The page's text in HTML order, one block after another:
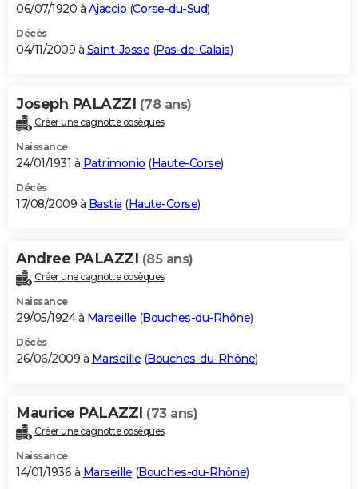
06/07/1920 à Ajaccio (Corse-du-Sud)
Décès
04/11/2009 à Saint-Josse (Pas-de-Calais)
Joseph PALAZZI (78 ans)
Créer une cagnotte obsèques
Naissance
24/01/1931 à Patrimonio (Haute-Corse)
Décès
17/08/2009 à Bastia (Haute-Corse)
Andree PALAZZI (85 ans)
Créer une cagnotte obsèques
Naissance
29/05/1924 à Marseille (Bouches-du-Rhône)
Décès
26/06/2009 à Marseille (Bouches-du-Rhône)
Maurice PALAZZI (73 ans)
Créer une cagnotte obsèques
Naissance
14/01/1936 à Marseille (Bouches-du-Rhône)